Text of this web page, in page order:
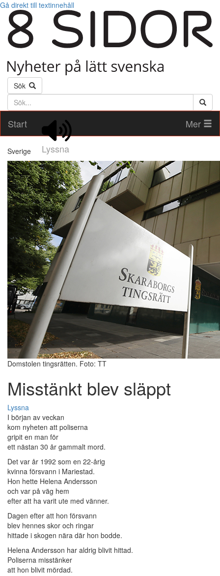
Gå direkt till textinnehåll
Sök
Söktext
Start
Lyssna
Mer
Sverige
Domstolen tingsrätten. Foto: TT
Misstänkt blev släppt
Lyssna
I början av veckan
kom nyheten att poliserna
gripit en man för
ett nästan 30 år gammalt mord.
Det var år 1992 som en 22-årig
kvinna försvann i Mariestad.
Hon hette Helena Andersson
och var på väg hem
efter att ha varit ute med vänner.
Dagen efter att hon försvann
blev hennes skor och ringar
hittade i skogen nära där hon bodde.
Helena Andersson har aldrig blivit hittad.
Poliserna misstänker
att hon blivit mördad.